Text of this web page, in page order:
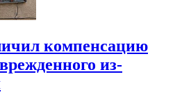
компенсацию
из-